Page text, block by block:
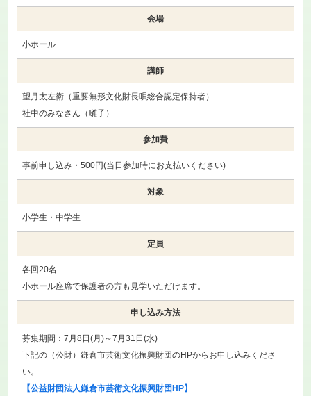
会場
小ホール
講師
望月太左衛（重要無形文化財長唄総合認定保持者）
社中のみなさん（囃子）
参加費
事前申し込み・500円(当日参加時にお支払いください)
対象
小学生・中学生
定員
各回20名
小ホール座席で保護者の方も見学いただけます。
申し込み方法
募集期間：7月8日(月)～7月31日(水)
下記の（公財）鎌倉市芸術文化振興財団のHPからお申し込みくださ
い。
【公益財団法人鎌倉市芸術文化振興財団HP】